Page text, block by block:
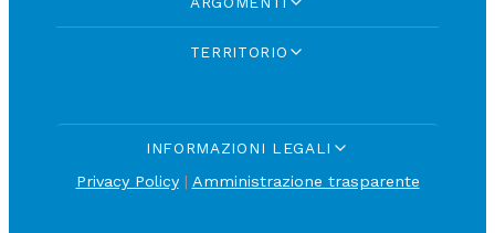
TERRITORIO
INFORMAZIONI LEGALI
Privacy Policy| Amministrazione trasparente